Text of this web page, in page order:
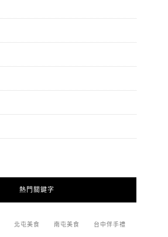
熱門關鍵字
北屯美食 南屯美食 台中伴手禮